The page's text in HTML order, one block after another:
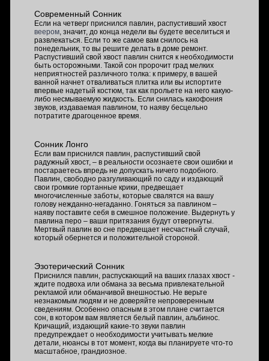
Современный Сонник
Если на четверг приснился павлин, распустивший хвост
веером, значит, до конца недели вы будете веселиться и
развлекаться. Если то же самое вам снилось на
понедельник, то вы решите делать в доме ремонт.
Распустивший свой хвост павлин снится к необходимости
быть осторожными. Такой сон пророчит град мелких
неприятностей различного толка: к примеру, в вашей
ванной начнет отваливаться плитка или вы испортите
впервые надетый костюм, так как прольете на него какую-
либо несмываемую жидкость. Если снилась какофония
звуков, издаваемая павлином, то наяву бесцельно
потратите драгоценное время.
Сонник Лонго
Если вам приснился павлин, распустивший свой
радужный хвост, – в реальности осознаете свои ошибки и
постараетесь впредь не допускать ничего подобного.
Павлин, свободно разгуливающий по саду и издающий
свои громкие гортанные крики, предвещает
многочисленные заботы, которые свалятся на вашу
голову нежданно-негаданно. Гоняться за павлином –
наяву поставите себя в смешное положение. Выдернуть у
павлина перо – ваши притязания будут отвергнуты.
Мертвый павлин во сне предвещает несчастный случай,
который обернется и положительной стороной.
Эзотерический Сонник
Приснился павлин, распускающий на ваших глазах хвост -
ждите подвоха или обмана за весьма привлекательной
рекламой или обманчивой внешностью. Не верьте
незнакомым людям и не доверяйте непроверенным
сведениям. Особенно опасным в этом плане считается
сон, в котором вам является белый павлин, альбинос.
Кричащий, издающий какие-то звуки павлин
предупреждает о необходимости учитывать мелкие
детали, нюансы в тот момент, когда вы планируете что-то
масштабное, грандиозное.